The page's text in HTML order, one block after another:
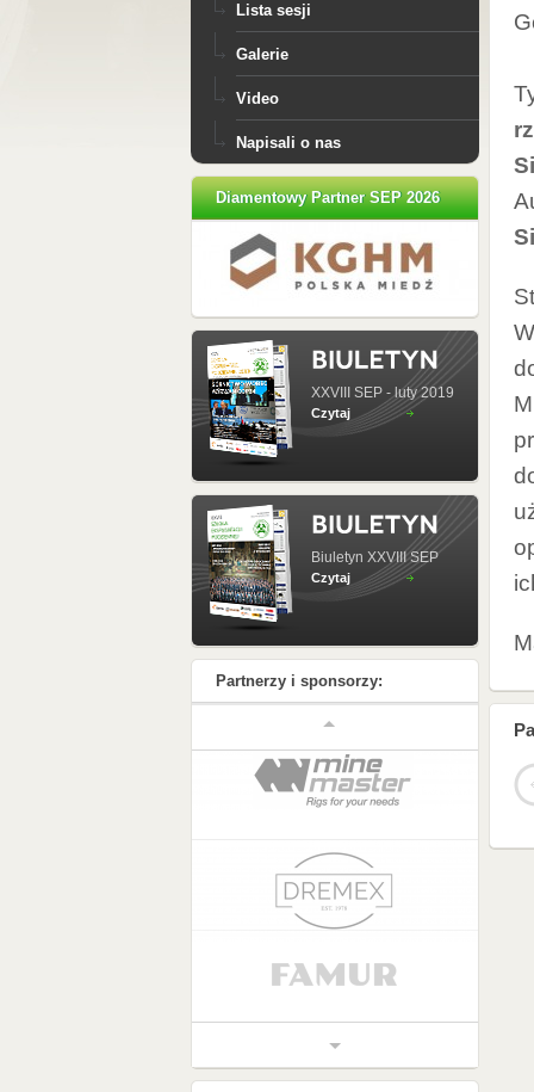
Lista sesji
Galerie
Video
Napisali o nas
Diamentowy Partner SEP 2026
XXVIII SEP - luty 2019
Czytaj
Biuletyn XXVIII SEP
Czytaj
Partnerzy i sponsorzy: